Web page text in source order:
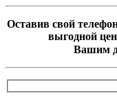
Оставив свой
выгодной
Вашим